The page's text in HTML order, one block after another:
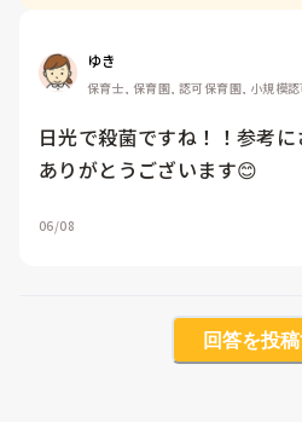
ゆき
保育士, 保育園, 認可保育園, 小規模
日光で殺菌ですね！！参考に
ありがとうございます😊
06/08
回答を投